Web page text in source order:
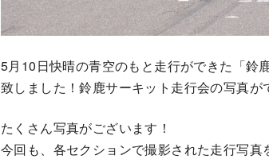
5月10日快晴の青空のもと走行ができた「鈴
致しました！鈴鹿サーキット走行会の写真が
たくさん写真がございます！
今回も、各セクションで撮影された走行写